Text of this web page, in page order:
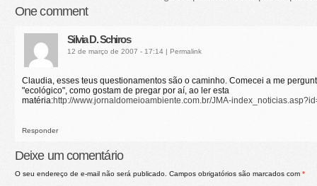
Onecomment
Silvia D. Schiros
12 de março de 2007 - 17:14 | Permalink
Claudia, esses teus questionamentos são o caminho. Comecei a me
"ecológico", como gostam de pregar por aí, ao ler esta
matéria:http://www.jornaldomeioambiente.com.br/JMA-
Responder
Deixe um comentário
O seu endereço de e-mail não será publicado. Campos obrigatórios são marcados com *